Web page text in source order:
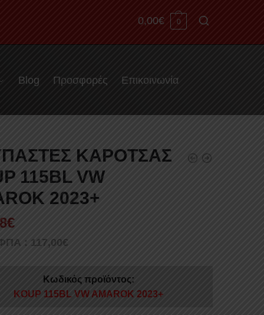
0,00€ 0
Blog Προσφορές Επικοινωνία
ΚΑΡΟΤΣΑΣ
115BL VW
2023+
€
: 117,00€
Κωδικός προϊόντος:
KOUP 115BL VW AMAROK 2023+